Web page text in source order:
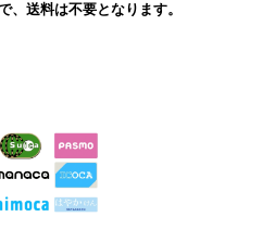
、送料は不要となります。